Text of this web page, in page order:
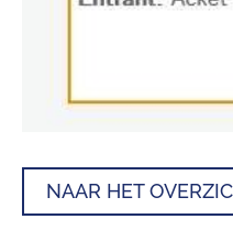
NAAR HET